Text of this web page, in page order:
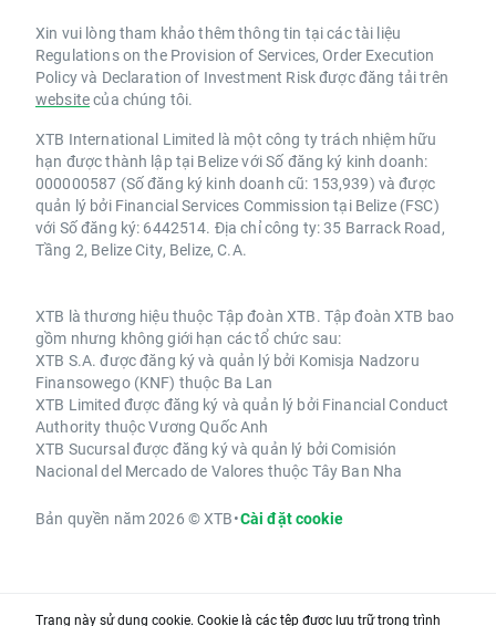
Xin vui lòng tham khảo thêm thông tin tại các tài liệu
Regulations on the Provision of Services, Order Execution
Policy và Declaration of Investment Risk được đăng tải trên
websitecủa chúng tôi.
XTB International Limited là một công ty trách nhiệm hữu
hạn được thành lập tại Belize với Số đăng ký kinh doanh:
000000587 (Số đăng ký kinh doanh cũ: 153,939) và được
quản lý bởi Financial Services Commission tại Belize (FSC)
với Số đăng ký: 6442514. Địa chỉ công ty: 35 Barrack Road,
Tầng 2, Belize City, Belize, C.A.
XTB là thương hiệu thuộc Tập đoàn XTB. Tập đoàn XTB bao
gồm nhưng không giới hạn các tổ chức sau:
XTB S.A. được đăng ký và quản lý bởi Komisja Nadzoru
Finansowego (KNF) thuộc Ba Lan
XTB Limited được đăng ký và quản lý bởi Financial Conduct
Authority thuộc Vương Quốc Anh
XTB Sucursal được đăng ký và quản lý bởi Comisión
Nacional del Mercado de Valores thuộc Tây Ban Nha
Bản quyền năm 2026 © XTB•Cài đặt cookie
Trang này sử dụng cookie. Cookie là các tệp được lưu trữ trong trình